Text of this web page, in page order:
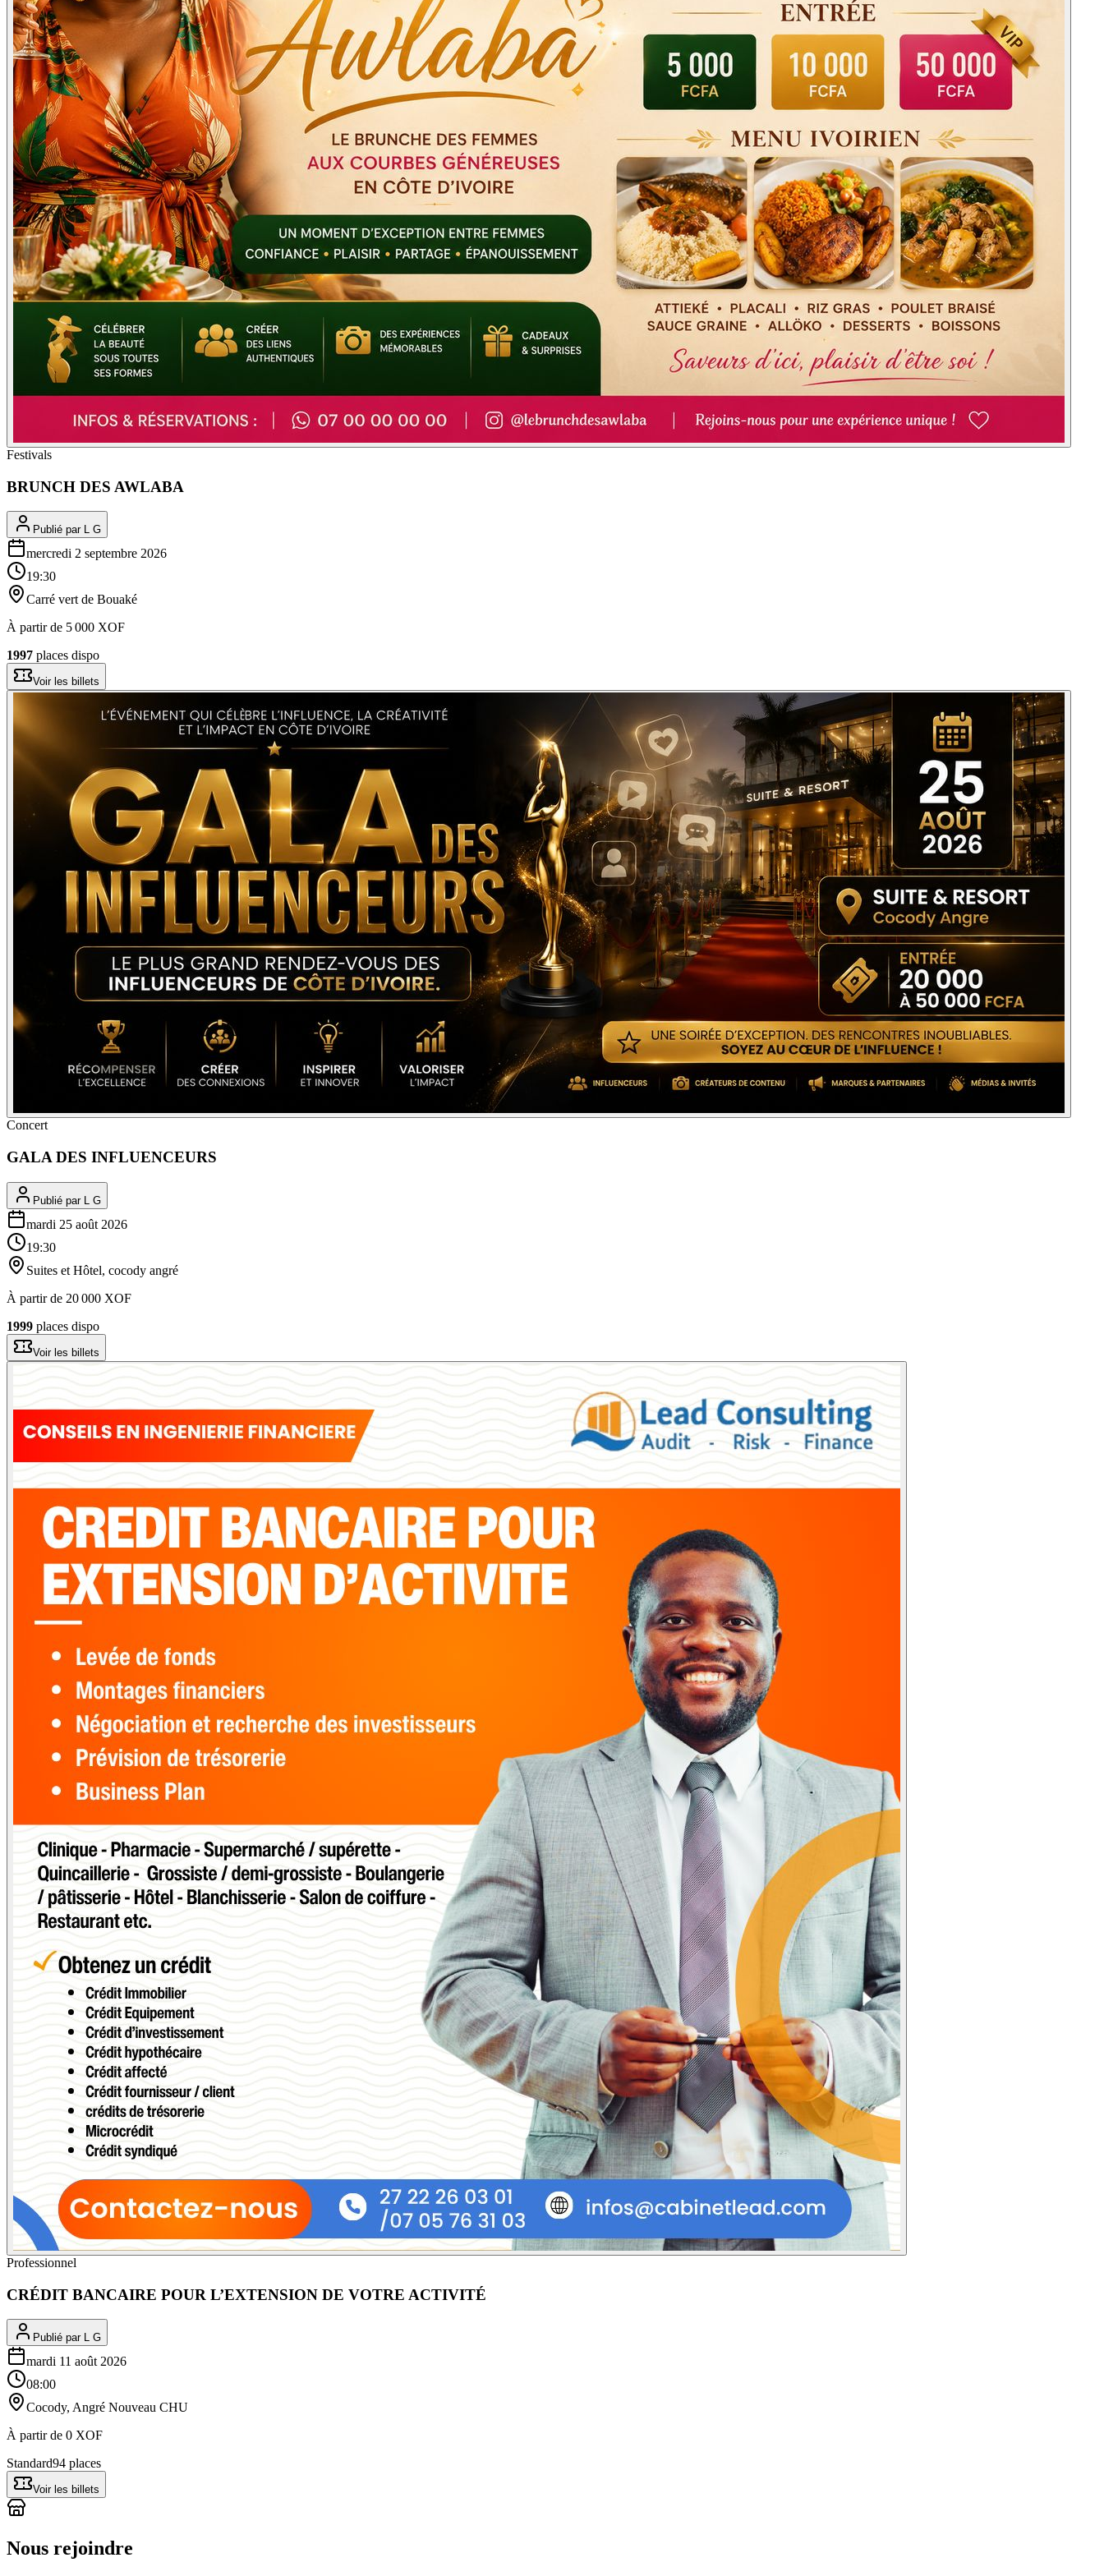
Festivals
BRUNCH DES AWLABA
Publié par L G
mercredi 2 septembre 2026
19:30
Carré vert de Bouaké
À partir de 5 000 XOF
1997 places dispo
Voir les billets
Concert
GALA DES INFLUENCEURS
Publié par L G
mardi 25 août 2026
19:30
Suites et Hôtel, cocody angré
À partir de 20 000 XOF
1999 places dispo
Voir les billets
Professionnel
CRÉDIT BANCAIRE POUR L’EXTENSION DE VOTRE ACTIVITÉ
Publié par L G
mardi 11 août 2026
08:00
Cocody, Angré Nouveau CHU
À partir de 0 XOF
Standard94 places
Voir les billets
Nous rejoindre